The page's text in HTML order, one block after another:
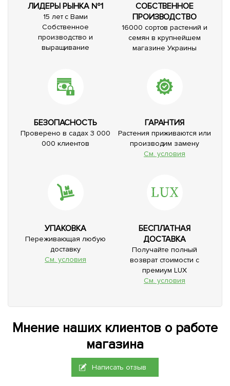
ЛИДЕРЫ РЫНКА №1
15 лет с Вами
Собственное
производство и
выращивание
СОБСТВЕННОЕ
ПРОИЗВОДСТВО
16000 сортов растений и
семян в крупнейшем
магазине Украины
БЕЗОПАСНОСТЬ
Проверено в садах 3 000
000 клиентов
ГАРАНТИЯ
Растения приживаются или
производим замену
См. условия
УПАКОВКА
Переживающая любую
доставку
См. условия
БЕСПЛАТНАЯ
ДОСТАВКА
Получайте полный
возврат стоимости с
премиум LUX
См. условия
Мнение наших клиентов о работе
магазина
Написать отзыв